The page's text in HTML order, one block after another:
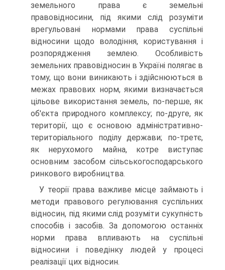
земельного права є земель­ні
правовідносини, під якими слід розуміти
врегульовані нормами права суспільні
відносини щодо володіння, користування і
розпоря­дження землею. Особливість
земельних правовідносин в Україні по­лягає в
тому, що вони виникають і здійснюються в
межах правових норм, якими визначається
цільове використання земель, по-перше, як
об'єкта природного комплексу; по-друге, як
території, що є основою адміністративно-
територіального поділу держави; по-третє,
як неру­хомого майна, котре виступає
основним засобом сільськогосподарсь­кого
ринкового виробництва.
У теорії права важливе місце займають і
методи правового регу­лювання суспільних
відносин, під якими слід розуміти сукупність
способів і засобів. За допомогою останніх
норми права впливають на суспільні
відносини і поведінку людей у процесі
реалізації цих відно­син.